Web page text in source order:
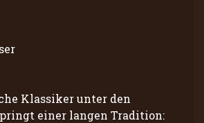
Klassiker unter den
einer langen Tradition: